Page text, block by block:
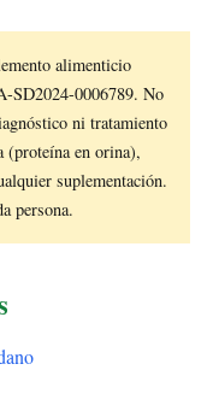
alimenticio
SD2024-0006789. No
ni tratamiento
(proteína en orina),
suplementación.
persona.